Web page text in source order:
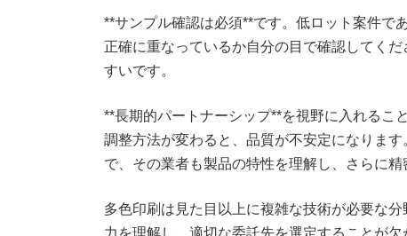
**サンプル確認は必須**です。低ロット案件で
正確に重なっているか自分の目で確認してく
すいです。
**長期的パートナーシップ**を視野に入れるこ
調整方法が変わると、品質が不安定になりま
で、その業者も製品の特性を理解し、さらに
多色印刷は見た目以上に複雑な技術が必要な
力を理解し、適切な委託先を選定することが欠